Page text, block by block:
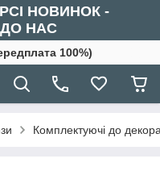
НОВИНОК -
НАС
100%)
Комплектуючі до